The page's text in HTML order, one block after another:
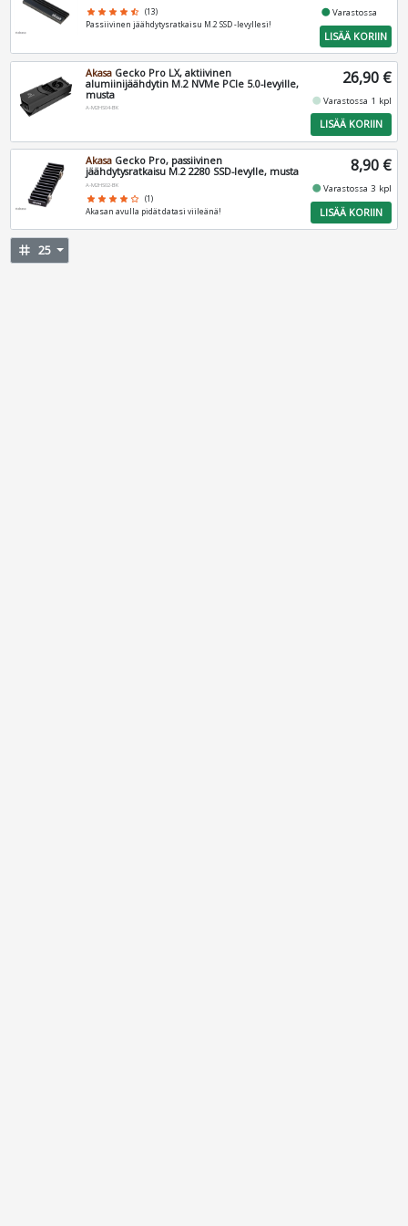
star star star star star_half (13)
Passiivinen jäähdytysratkaisu M.2 SSD -levyllesi!
fiber_manual_recordVarastossa
LISÄÄ KORIIN
Akasa Gecko Pro LX, aktiivinen
alumiinijäähdytin M.2 NVMe PCIe 5.0-levyille,
musta
A-M2HS04-BK
26,90 €
fiber_manual_record Varastossa 1 kpl
LISÄÄ KORIIN
Akasa Gecko Pro, passiivinen
jäähdytysratkaisu M.2 2280 SSD-levylle, musta
A-M2HS02-BK
star star star star star_border (1)
Akasan avulla pidät datasi viileänä!
8,90 €
fiber_manual_recordVarastossa 3 kpl
LISÄÄ KORIIN
tag 25